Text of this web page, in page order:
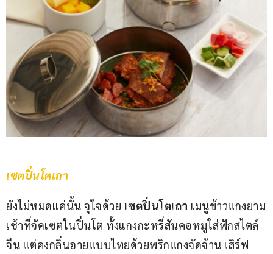
เซตปิ่นโตเถา
ยังไม่หมดแค่นั้น จุใจด้วย เซตปิ่นโตเถา เมนูข้าวแกงยาม
เช้าที่จัดเซตในปิ่นโต ทั้งแกงกะหรี่สันคอหมูใส่ฟักสไตล์
จีน แต่คงกลิ่นอายแบบไทยด้วยพริกแกงจัดจ้าน เสิร์ฟ